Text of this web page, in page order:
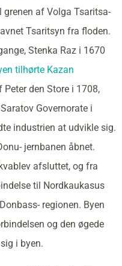
af Volga Tsaritsa-
Tsaritsyn fra floden.
Stenka Raz i 1670
tilhørte Kazan
den Store i 1708,
Governorate i
industrien at udvikle sig.
jernbanen åbnet.
afsluttet, og fra
til Nordkaukasus
regionen. Byen
og den øgede
i byen.